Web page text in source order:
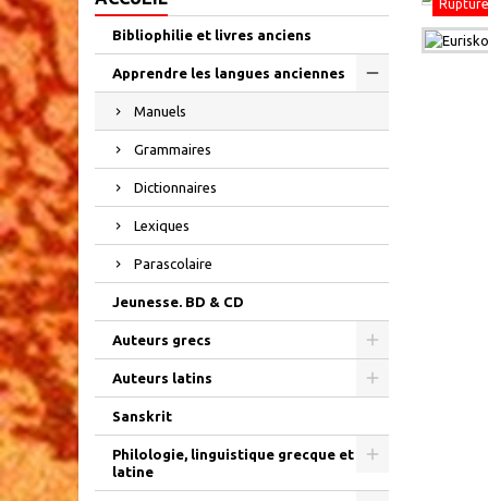
Bibliophilie et livres anciens
Apprendre les langues anciennes
Manuels
Grammaires
Dictionnaires
Lexiques
Parascolaire
Jeunesse. BD & CD
Auteurs grecs
Auteurs latins
Sanskrit
Philologie, linguistique grecque et
latine